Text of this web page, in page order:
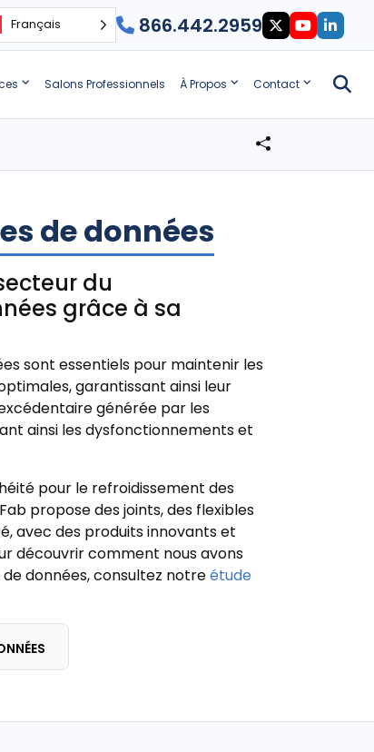
Français 866.442.2959
Salons Professionnels À Propos Contact
de données
du
grâce à sa
sont essentiels pour maintenir les
garantissant ainsi leur
générée par les
ainsi les dysfonctionnements et
pour le refroidissement des
propose des joints, des flexibles
avec des produits innovants et
découvrir comment nous avons
données, consultez notreétude